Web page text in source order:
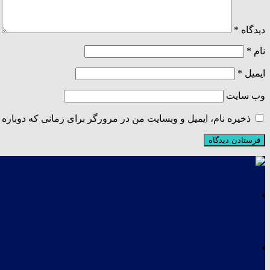
دیدگاه *
نام *
ایمیل *
وب‌ سایت
ذخیره نام، ایمیل و وبسایت من در مرورگر برای زمانی که